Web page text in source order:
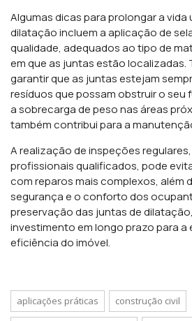
Algumas dicas para prolongar a vida
dilatação incluem a aplicação de
qualidade, adequados ao tipo de
em que as juntas estão localizadas.
garantir que as juntas estejam
resíduos que possam obstruir o seu
a sobrecarga de peso nas áreas
também contribui para a
A realização de inspeções
profissionais qualificados, pode
com reparos mais complexos, além
segurança e o conforto dos
preservação das juntas de
investimento em longo prazo para a
eficiência do imóvel.
aplicações práticas construção civil